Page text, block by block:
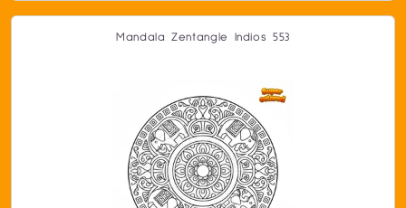
Mandala Zentangle Indios 553